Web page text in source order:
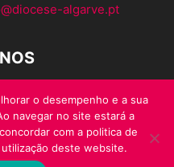
algarve.pt
o desempenho e a sua
navegar no site estará a
com a politica de
deste website.